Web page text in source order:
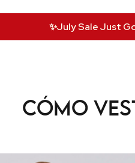
✨July Sale Just
Cómo